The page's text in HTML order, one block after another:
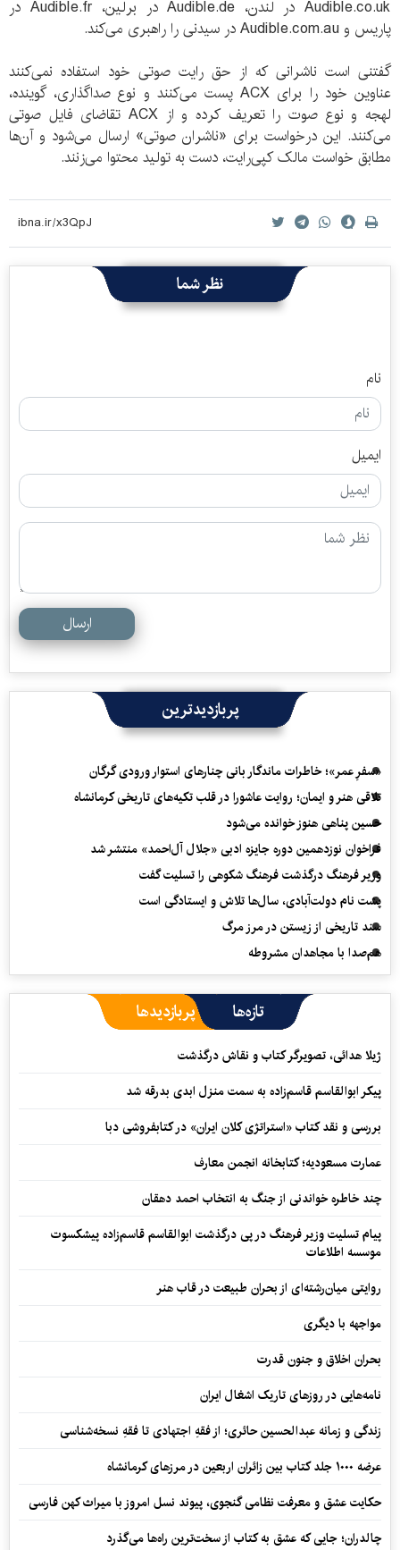
Audible.co.uk در لندن، Audible.de در برلین، Audible.fr در
پاریس و Audible.com.au در سیدنی را راهبری می‌کند.
گفتنی است ناشرانی که از حق رایت صوتی خود استفاده نمی‌کنند
عناوین خود را برای ACX پست می‌کنند و نوع صداگذاری، گوینده،
لهجه و نوع صوت را تعریف کرده و از ACX تقاضای فایل صوتی
می‌کنند. این درخواست برای «ناشران صوتی» ارسال می‌شود و آن‌ها
مطابق خواست مالک کپی‌رایت، دست به تولید محتوا می‌زنند.
نظر شما
نام
ایمیل
ارسال
پربازدیدترین
«سفرِ عمر»؛ خاطرات ماندگار بانی چنارهای استوار ورودی گرگان
تلاقی هنر و ایمان؛ روایت عاشورا در قلب تکیه‌های تاریخی کرمانشاه
حسین پناهی هنوز خوانده می‌شود
فراخوان نوزدهمین دوره جایزه ادبی «جلال آل‌احمد» منتشر شد
وزیر فرهنگ درگذشت فرهنگ شکوهی را تسلیت گفت
پشت نام دولت‌آبادی، سال‌ها تلاش و ایستادگی است
سند تاریخی از زیستن در مرز مرگ
هم‌صدا با مجاهدان مشروطه
تازه‌ها پربازدیدها
ژیلا هدائی، تصویرگر کتاب و نقاش درگذشت
پیکر ابوالقاسم قاسم‌زاده به سمت منزل ابدی بدرقه شد
بررسی و نقد کتاب «استراتژی کلان ایران» در کتابفروشی دبا
عمارت مسعودیه؛ کتابخانه انجمن معارف
چند خاطره خواندنی از جنگ به انتخاب احمد دهقان
پیام تسلیت وزیر فرهنگ در پی درگذشت ابوالقاسم قاسم‌زاده پیشکسوت
موسسه اطلاعات
روایتی میان‌رشته‌ای از بحران طبیعت در قاب هنر
مواجهه با دیگری
بحران اخلاق و جنون قدرت
نامه‌هایی در روزهای تاریک اشغال ایران
زندگی و زمانه عبدالحسین حائری؛ از فقهِ اجتهادی تا فقهِ نسخه‌شناسی
عرضه ۱۰۰۰ جلد کتاب بین زائران اربعین در مرزهای کرمانشاه
حکایت عشق و معرفت نظامی گنجوی، پیوند نسل امروز با میراث کهن فارسی
چالدران؛ جایی که عشق به کتاب از سخت‌ترین راه‌ها می‌گذرد